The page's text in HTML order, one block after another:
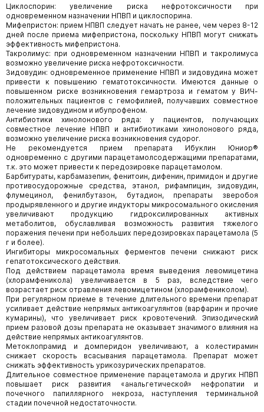
Циклоспорин: увеличение риска нефротоксичности при
одновременном назначении НПВП и циклоспорина.
Мифепристон: прием НПВП следует начать не ранее, чем через 8-12
дней после приема мифепристона, поскольку НПВП могут снижать
эффективность мифепристона.
Такролимус: при одновременном назначении НПВП и такролимуса
возможно увеличение риска нефротоксичности.
Зидовудин: одновременное применение НПВП и зидовудина может
привести к повышению гематотоксичности. Имеются данные о
повышенном риске возникновения гемартроза и гематом у ВИЧ-
положительных пациентов с гемофилией, получавших совместное
лечение зидовудином и ибупрофеном.
Антибиотики хинолонового ряда: у пациентов, получающих
совместное лечение НПВП и антибиотиками хинолонового ряда,
возможно увеличение риска возникновения судорог.
Не рекомендуется прием препарата Ибуклин Юниор®
одновременно с другими парацетамолсодержащими препаратами,
т.к. это может привести к передозировке парацетамолом.
Барбитураты, карбамазепин, фенитоин, дифенин, примидон и другие
противосудорожные средства, этанол, рифампицин, зидовудин,
флумецинол, фенилбутазон, бутадион, препараты зверобоя
продырявленного и другие индукторы микросомального окисления
увеличивают продукцию гидроксилированных активных
метаболитов, обуславливая возможность развития тяжелого
поражения печени при небольших передозировках парацетамола (5
г и более).
Ингибиторы микросомальных ферментов печени снижают риск
гепатотоксического действия.
Под действием парацетамола время выведения левомицетина
(хлорамфеникола) увеличивается в 5 раз, вследствие чего
возрастает риск отравления левомицетином (хлорамфениколом).
При регулярном приеме в течение длительного времени препарат
усиливает действие непрямых антикоагулянтов (варфарин и прочие
кумарины), что увеличивает риск кровотечений. Эпизодический
прием разовой дозы препарата не оказывает значимого влияния на
действие непрямых антикоагулянтов.
Метоклопрамид и домперидон увеличивают, а колестирамин
снижает скорость всасывания парацетамола. Препарат может
снижать эффективность урикозурических препаратов.
Длительное совместное применение парацетамола и других НПВП
повышает риск развития «анальгетической» нефропатии и
почечного папиллярного некроза, наступления терминальной
стадии почечной недостаточности.